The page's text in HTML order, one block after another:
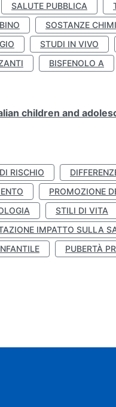
SALUTE PUBBLICA
SOSTANZE
STUDI IN VIVO
BISFENOLO A
children and
RISCHIO
PROMOZIONE
STILI DI VITA
IMPATTO SULLA
PUBERTÀ